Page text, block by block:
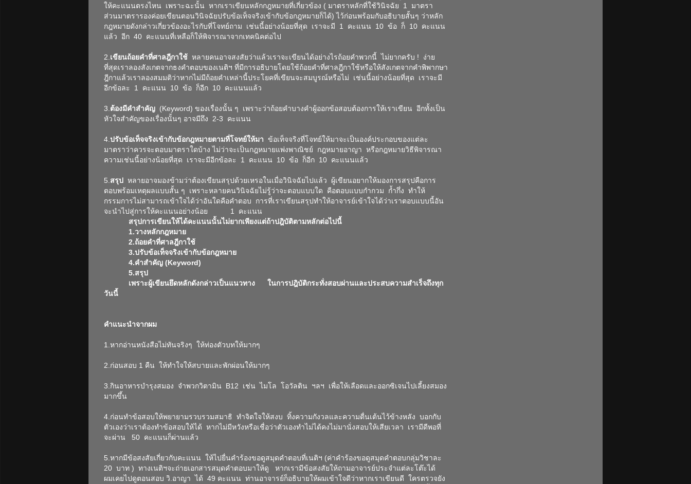
ให้คะแนนตรงไหน เพราะฉะนั้น หากเราเขียนหลักกฎหมายที่เกี่ยวข้อง ( มาตราหลักที่ใช้วินิจฉัย 1 มาตรา
ส่วนมาตรารองค่อยเขียนตอนวินิจฉัยปรับข้อเท็จจริงเข้ากับข้อกฎหมายก็ได้) ไว้ก่อนพร้อมกับอธิบายสั้นๆ ว่าหลัก
กฎหมายดังกล่าวเกี่ยวข้องอะไรกับที่โจทย์ถาม เช่นนี้อย่างน้อยที่สุด เราจะมี 1 คะแนน 10 ข้อ ก็ 10 คะแนน
แล้ว อีก 40 คะแนนที่เหลือก็ให้พิจารณาจากเทคนิคต่อไป
2. เขียนถ้อยคำที่ศาลฎีกาใช้ หลายคนอาจสงสัยว่าแล้วเราจะเขียนได้อย่างไรถ้อยคำพวกนี้ ไม่ยากครับ ! ง่าย
ที่สุดเราลองสังเกตจากธงคำตอบของเนติฯ ที่มีการอธิบายโดยใช้ถ้อยคำที่ศาลฎีกาใช้หรือให้สังเกตจากคำพิพากษา
ฎีกาแล้วเราลองสมมติว่าหากไม่มีถ้อยคำเหล่านี้ประโยคที่เขียนจะสมบูรณ์หรือไม่ เช่นนี้อย่างน้อยที่สุด เราจะมี
อีกข้อละ 1 คะแนน 10 ข้อ ก็อีก 10 คะแนนแล้ว
3. ต้องมีคำสำคัญ (Keyword) ของเรื่องนั้น ๆ เพราะว่าถ้อยคำบางคำผู้ออกข้อสอบต้องการให้เราเขียน อีกทั้งเป็น
หัวใจสำคัญของเรื่องนั้นๆ อาจมีถึง 2-3 คะแนน
4. ปรับข้อเท็จจริงเข้ากับข้อกฎหมายตามที่โจทย์ให้มา ข้อเท็จจริงที่โจทย์ให้มาจะเป็นองค์ประกอบของแต่ละ
มาตราว่าควรจะตอบมาตราใดบ้าง ไม่ว่าจะเป็นกฎหมายแพ่งพาณิชย์ กฎหมายอาญา หรือกฎหมายวิธีพิจารณา
ความเช่นนี้อย่างน้อยที่สุด เราจะมีอีกข้อละ 1 คะแนน 10 ข้อ ก็อีก 10 คะแนนแล้ว
5. สรุป หลายอาจมองข้ามว่าต้องเขียนสรุปด้วยเหรอในเมื่อวินิจฉัยไปแล้ว ผู้เขียนอยากให้มองการสรุปคือการ
ตอบพร้อมเหตุผลแบบสั้น ๆ เพราะหลายคนวินิจฉัยไม่รู้ว่าจะตอบแบบใด คือตอบแบบกำกวม ก้ำกึ่ง ทำให้
กรรมการไม่สามารถเข้าใจได้ว่าอันใดคือคำตอบ การที่เราเขียนสรุปทำให้อาจารย์เข้าใจได้ว่าเราตอบแบบนี้อัน
จะนำไปสู่การให้คะแนนอย่างน้อย 1 คะแนน
สรุปการเขียนให้ได้คะแนนนั้นไม่ยากเพียงแต่ถ้าปฎิบัติตามหลักต่อไปนี้
1.วางหลักกฎหมาย
2.ถ้อยคำที่ศาลฎีกาใช้
3.ปรับข้อเท็จจริงเข้ากับข้อกฎหมาย
4.คำสำคัญ (Keyword)
5.สรุป
เพราะผู้เขียนยึดหลักดังกล่าวเป็นแนวทาง ในการปฎิบัติกระทั่งสอบผ่านและประสบความสำเร็จถึงทุก
วันนี้
คำแนะนำจากผม
1.หากอ่านหนังสือไม่ทันจริงๆ ให้ท่องตัวบทให้มากๆ
2.ก่อนสอบ 1 คืน ให้ทำใจให้สบายและพักผ่อนให้มากๆ
3.กินอาหารบำรุงสมอง จำพวกวิตามิน B12 เช่น ไมโล โอวัลติน ฯลฯ เพื่อให้เลือดและออกซิเจนไปเลี้ยงสมอง
มากขึ้น
4.ก่อนทำข้อสอบให้พยายามรวบรวมสมาธิ ทำจิตใจให้สงบ ทิ้งความกังวลและความตื่นเต้นไว้ข้างหลัง บอกกับ
ตัวเองว่าเราต้องทำข้อสอบให้ได้ หากไม่มีหวังหรือเชื่อว่าตัวเองทำไม่ได้คงไม่มานั่งสอบให้เสียเวลา เรามีดีพอที่
จะผ่าน 50 คะแนนก็ผ่านแล้ว
5.หากมีข้อสงสัยเกี่ยวกับคะแนน ให้ไปยื่นคำร้องขอดูสมุดคำตอบที่เนติฯ (ค่าคำร้องขอดูสมุดคำตอบกลุ่มวิชาละ
20 บาท ) ทางเนติฯจะถ่ายเอกสารสมุดคำตอบมาให้ดู หากเรามีข้อสงสัยให้ถามอาจารย์ประจำแต่ละโต๊ะได้
ผมเคยไปดูตอนสอบ วิ.อาญา ได้ 49 คะแนน ท่านอาจารย์ก็อธิบายให้ผมเข้าใจดีว่าหากเราเขียนดี ใครตรวจยัง